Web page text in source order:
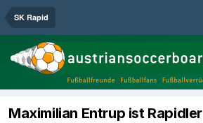
SK Rapid
Maximilian Entrup ist Rapidler